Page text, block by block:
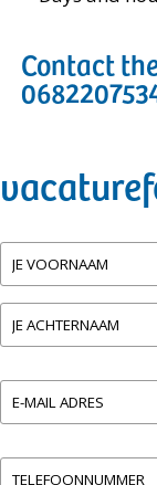
Contact
Naam
Voornaam
E-
mailadres
Telefoon